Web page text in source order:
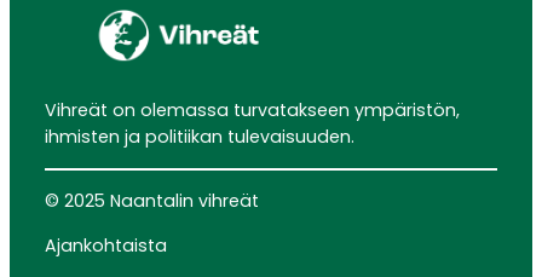
Vihreät on olemassa turvatakseen ympäristön,
ihmisten ja politiikan tulevaisuuden.
© 2025 Naantalin vihreät
Ajankohtaista